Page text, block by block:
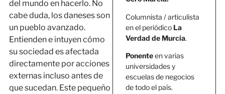
del mundo en hacerlo. No
cabe duda, los daneses son
un pueblo avanzado.
Entienden e intuyen cómo
su sociedad es afectada
directamente por acciones
externas incluso antes de
que sucedan. Este pequeño
Columnista / articulista
en el periódico La
Verdad de Murcia.
Ponenteen varias
universidades y
escuelas de negocios
de todo el país.